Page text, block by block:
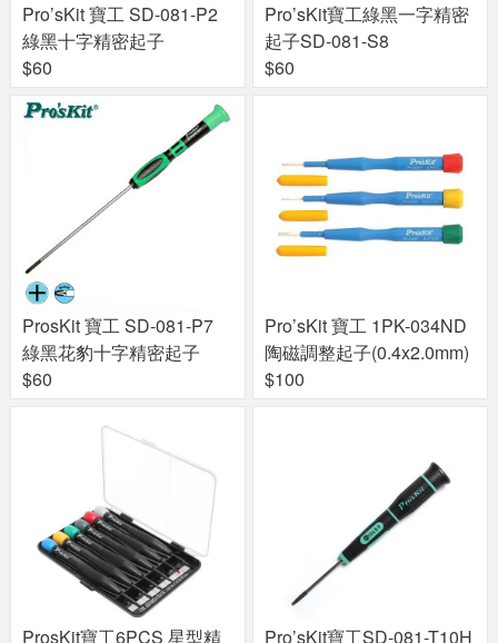
Pro’sKit 寶工 SD-081-P2
綠黑十字精密起子
$60
Pro’sKit寶工綠黑一字精密
起子SD-081-S8
$60
ProsKit 寶工 SD-081-P7
綠黑花豹十字精密起子
$60
Pro’sKit 寶工 1PK-034ND
陶磁調整起子(0.4x2.0mm)
$100
ProsKit寶工6PCS 星型精 Pro’sKit寶工SD-081-T10H